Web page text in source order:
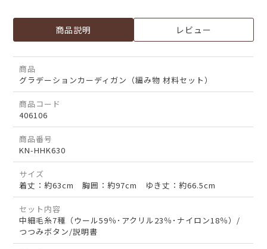
商品説明 レビュー
商品
グラデーションカーディガン（編み物 材料セット）
商品コード
406106
商品番号
KN-HHK630
サイズ
着丈：約63cm 胸囲：約97cm ゆき丈：約66.5cm
セット内容
中細毛糸7種（ウール59％･アクリル23％･ナイロン18％）/
つつみボタン/説明書